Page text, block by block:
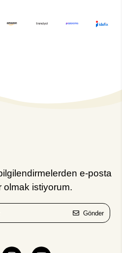
e-posta
olmak istiyorum.
Gönder